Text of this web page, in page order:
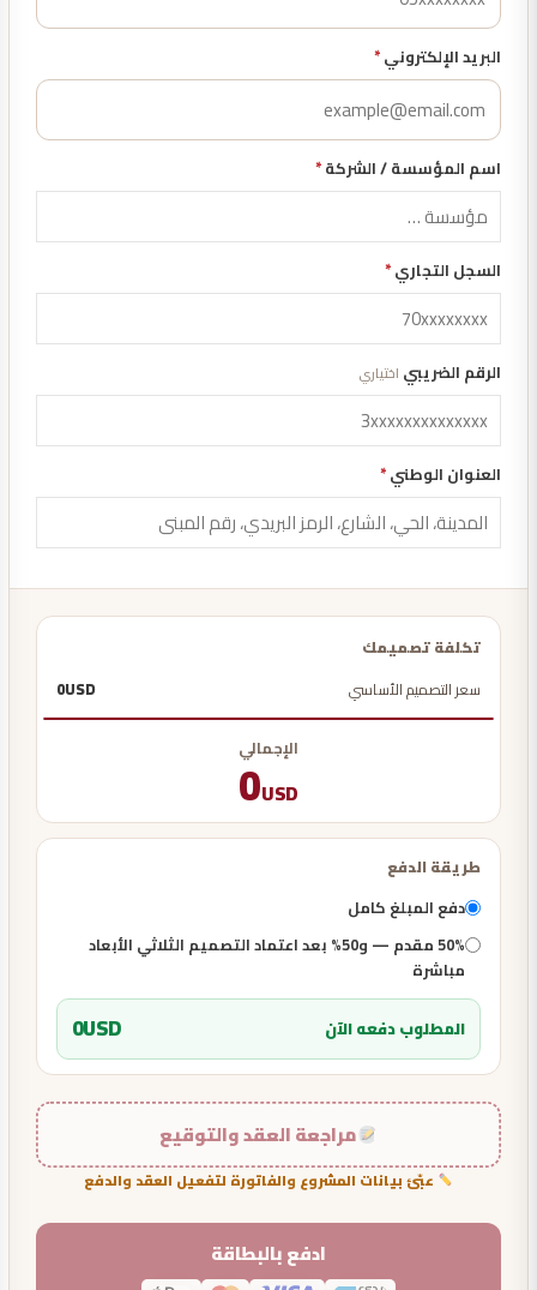
البريد الإلكتروني*
اسم المؤسسة / الشركة*
السجل التجاري*
الرقم الضريبي اختياري
العنوان الوطني*
تكلفة تصميمك
سعر التصميم الأساسي
0USD
الإجمالي
0USD
طريقة الدفع
دفع المبلغ كامل
50% مقدم — و50% بعد اعتماد التصميم الثلاثي الأبعاد
مباشرة
المطلوب دفعه الآن 0USD
مراجعة العقد والتوقيع
عبّئ بيانات المشروع والفاتورة لتفعيل العقد والدفع
ادفع بالبطاقة